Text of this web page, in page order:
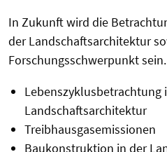
In Zukunft wird die
der Landschaftsarchitektur
Forschungsschwerpunkt sein.
Lebenszyklusbetrachtung
Landschaftsarchitektur
Treibhausgasemissionen
Baukonstruktion in der